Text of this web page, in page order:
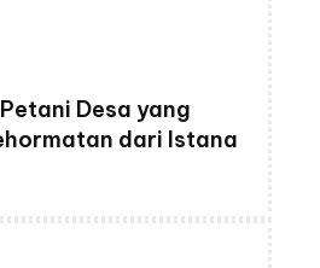
Desa yang
dari Istana